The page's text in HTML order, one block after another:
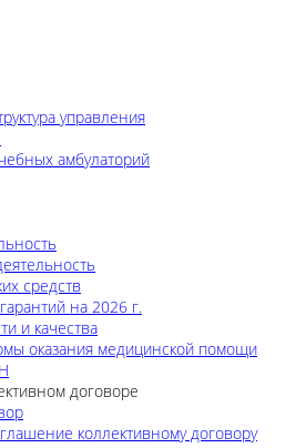
управления
амбулаторий
средств
на 2026 г.
и качества
оказания медицинской помощи
договоре
коллективному договору